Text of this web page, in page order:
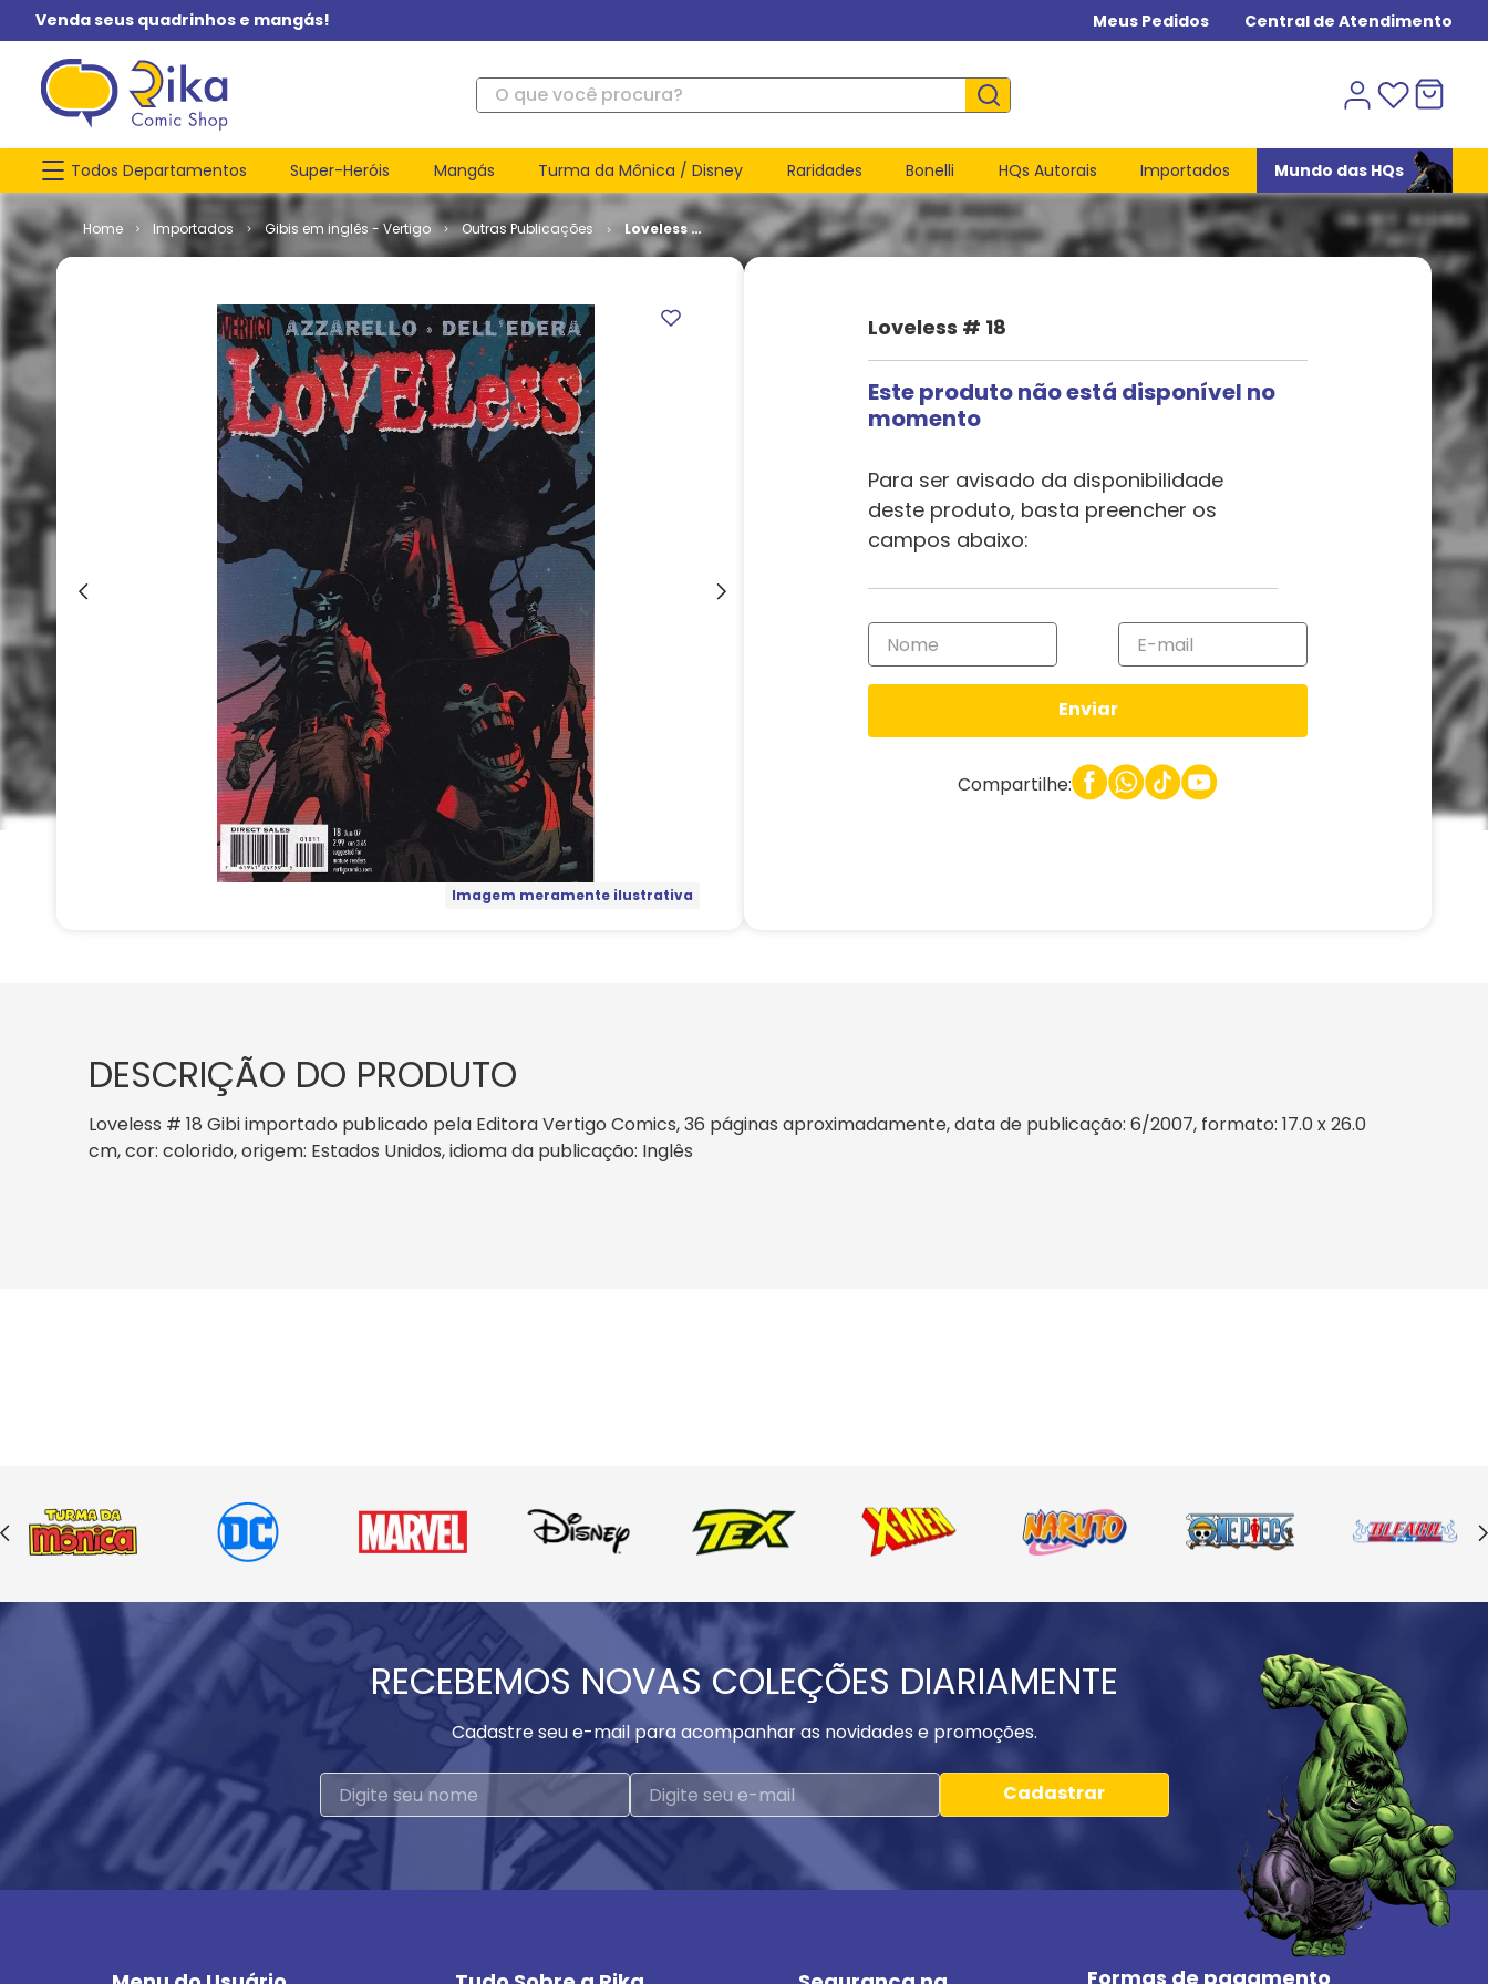
Venda seus quadrinhos e mangás! Meus Pedidos Central de Atendimento
O que você procura?
Todos Departamentos Super-Heróis Mangás Turma da Mônica / Disney Raridades Bonelli HQs Autorais Importados Mundo das HQs
Importados Gibis em inglês - Vertigo Outras Publicações
Loveless #
18
Imagem meramente ilustrativa
Loveless # 18
Este produto não está disponível no
momento
Para ser avisado da disponibilidade
deste produto, basta preencher os
campos abaixo:
Enviar
Compartilhe:
DESCRIÇÃO DO PRODUTO
Loveless # 18 Gibi importado publicado pela Editora Vertigo Comics, 36 páginas aproximadamente, data de publicação: 6/2007, formato: 17.0 x 26.0
cm, cor: colorido, origem: Estados Unidos, idioma da publicação: Inglês
RECEBEMOS NOVAS COLEÇÕES DIARIAMENTE
Cadastre seu e-mail para acompanhar as novidades e promoções.
Cadastrar
Formas de pagamento